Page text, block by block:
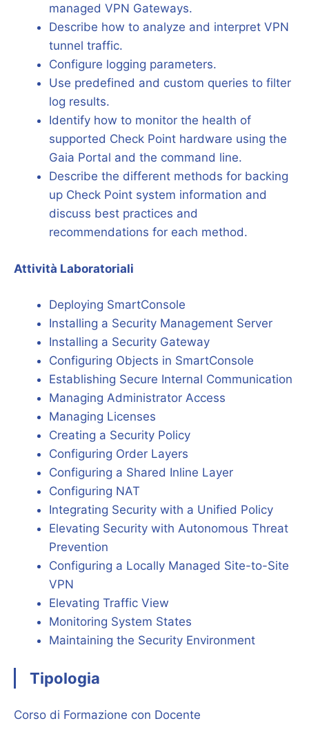
managed VPN Gateways.
Describe how to analyze and interpret VPN
tunnel traffic.
Configure logging parameters.
Use predefined and custom queries to filter
log results.
Identify how to monitor the health of
supported Check Point hardware using the
Gaia Portal and the command line.
Describe the different methods for backing
up Check Point system information and
discuss best practices and
recommendations for each method.
Attività Laboratoriali
Deploying SmartConsole
Installing a Security Management Server
Installing a Security Gateway
Configuring Objects in SmartConsole
Establishing Secure Internal Communication
Managing Administrator Access
Managing Licenses
Creating a Security Policy
Configuring Order Layers
Configuring a Shared Inline Layer
Configuring NAT
Integrating Security with a Unified Policy
Elevating Security with Autonomous Threat
Prevention
Configuring a Locally Managed Site-to-Site
VPN
Elevating Traffic View
Monitoring System States
Maintaining the Security Environment
Tipologia
Corso di Formazione con Docente